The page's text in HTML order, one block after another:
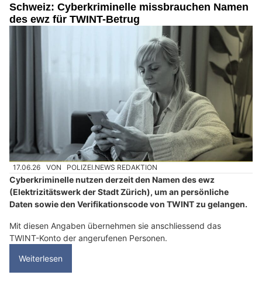
Schweiz: Cyberkriminelle missbrauchen Namen
des ewz für TWINT-Betrug
17.06.26 VON POLIZEI.NEWS REDAKTION
Cyberkriminelle nutzen derzeit den Namen des ewz
(Elektrizitätswerk der Stadt Zürich), um an persönliche
Daten sowie den Verifikationscode von TWINT zu gelangen.
Mit diesen Angaben übernehmen sie anschliessend das
TWINT-Konto der angerufenen Personen.
Weiterlesen